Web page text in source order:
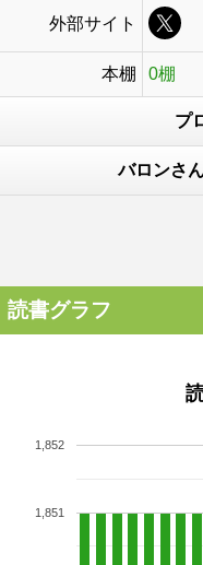
外部サイト
本棚 0棚
プ
バロンさ
読書グラフ
1,851
1,852